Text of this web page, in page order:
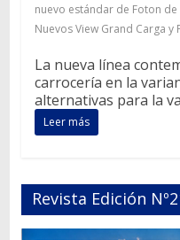
nuevo estándar de Foton
Nuevos View Grand Carga y
La nueva línea
carrocería en la
alternativas para la
Leer más
Revista Edición